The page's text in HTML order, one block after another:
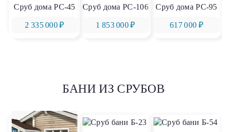
Сруб дома РС-45
2 335 000 ₽
Сруб дома РС-106
1 853 000 ₽
Сруб дома РС-95
617 000 ₽
БАНИ ИЗ СРУБОВ